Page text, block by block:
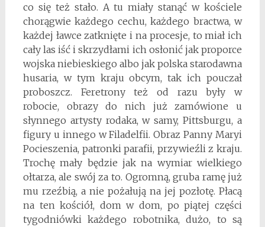
co się też stało. A tu miały stanąć w kościele
chorągwie każdego cechu, każdego bractwa, w
każdej ławce zatknięte i na procesje, to miał ich
cały las iść i skrzydłami ich osłonić jak proporce
wojska niebieskiego albo jak polska starodawna
husaria, w tym kraju obcym, tak ich pouczał
proboszcz. Feretrony też od razu były w
robocie, obrazy do nich już zamówione u
słynnego artysty rodaka, w samy, Pittsburgu, a
figury u innego w Filadelfii. Obraz Panny Maryi
Pocieszenia, patronki parafii, przywieźli z kraju.
Trochę mały będzie jak na wymiar wielkiego
ołtarza, ale swój za to. Ogromną, gruba ramę już
mu rzeźbią, a nie pożałują na jej pozłotę. Płacą
na ten kościół, dom w dom, po piątej części
tygodniówki każdego robotnika, dużo, to są